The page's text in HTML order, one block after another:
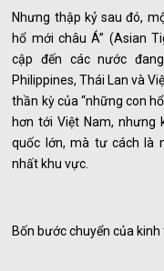
Nhưng thập kỷ sau đó,
hổ mới châu Á” (Asian
cập đến các nước
Philippines, Thái Lan và
thần kỳ của “những con
hơn tới Việt Nam, nhưng
quốc lớn, mà tư cách là
nhất khu vực.
Bốn bước chuyển của kinh